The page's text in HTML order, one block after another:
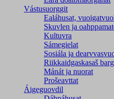
Vástusuorggit
Ealáhusat,
Skuvlen ja
Kultuvra
Sámegielat
Sosiála ja
Riikkaidgaskasaš
Mánát ja nuorat
Prošeavttat
Áigeguovdil